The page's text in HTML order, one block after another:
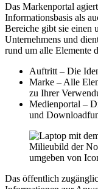
Das Markenportal
Informationsbasis als
Bereiche gibt sie einen
Unternehmens und
rund um alle Elemente
Auftritt – Die
Marke – Alle
zu Ihrer
Medienportal –
und
Das öffentlich